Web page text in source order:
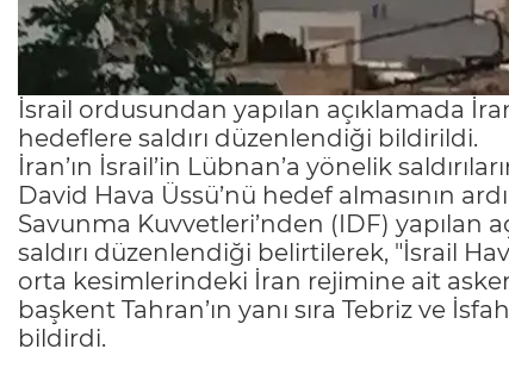
İsrail ordusundan yapılan açıklamada
hedeflere saldırı düzenlendiği bildirildi.
İran’ın İsrail’in Lübnan’a yönelik
David Hava Üssü’nü hedef almasının
Savunma Kuvvetleri’nden (IDF) yapılan
saldırı düzenlendiği belirtilerek, "İsrail
orta kesimlerindeki İran rejimine ait
başkent Tahran’ın yanı sıra Tebriz ve
bildirdi.